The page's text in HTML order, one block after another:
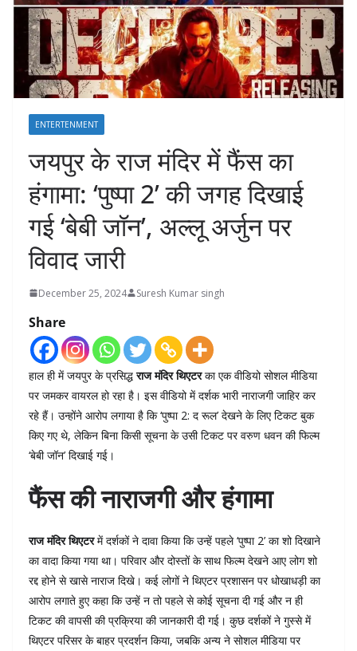
ENTERTENMENT
जयपुर के राज मंदिर में फैंस का
हंगामा: ‘पुष्पा 2’ की जगह दिखाई
गई ‘बेबी जॉन’, अल्लू अर्जुन पर
विवाद जारी
December 25, 2024 Suresh Kumar singh
Share
हाल ही में जयपुर के प्रसिद्धराज मंदिर थिएटरका एक वीडियो सोशल मीडिया
पर जमकर वायरल हो रहा है। इस वीडियो में दर्शक भारी नाराजगी जाहिर कर
रहे हैं। उन्होंने आरोप लगाया है कि ‘पुष्पा 2: द रूल’ देखने के लिए टिकट बुक
किए गए थे, लेकिन बिना किसी सूचना के उसी टिकट पर वरुण धवन की फिल्म
‘बेबी जॉन’ दिखाई गई।
फैंस की नाराजगी और हंगामा
राज मंदिर थिएटरमें दर्शकों ने दावा किया कि उन्हें पहले ‘पुष्पा 2’ का शो दिखाने
का वादा किया गया था। परिवार और दोस्तों के साथ फिल्म देखने आए लोग शो
रद्द होने से खासे नाराज दिखे। कई लोगों ने थिएटर प्रशासन पर धोखाधड़ी का
आरोप लगाते हुए कहा कि उन्हें न तो पहले से कोई सूचना दी गई और न ही
टिकट की वापसी की प्रक्रिया की जानकारी दी गई। कुछ दर्शकों ने गुस्से में
थिएटर परिसर के बाहर प्रदर्शन किया, जबकि अन्य ने सोशल मीडिया पर